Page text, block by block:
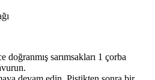
doğranmış sarımsakları 1 çorba